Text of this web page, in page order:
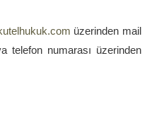
üzerinden mail
telefon numarası üzerinden